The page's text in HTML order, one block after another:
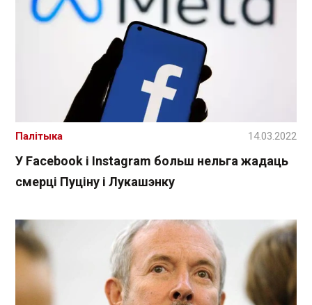
У Facebook і Instagram больш нельга жадаць
смерці Пуціну і Лукашэнку
Палітыка 14.03.2022